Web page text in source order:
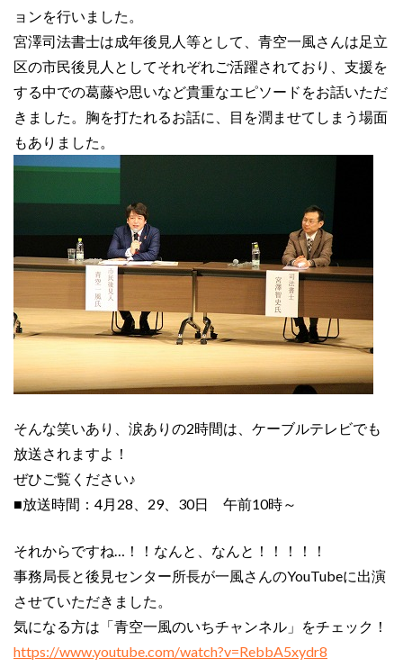
ョンを行いました。
宮澤司法書士は成年後見人等として、青空一風さんは足立
区の市民後見人としてそれぞれご活躍されており、支援を
する中での葛藤や思いなど貴重なエピソードをお話いただ
きました。胸を打たれるお話に、目を潤ませてしまう場面
もありました。
そんな笑いあり、涙ありの2時間は、ケーブルテレビでも
放送されますよ！
ぜひご覧ください♪
■放送時間：4月28、29、30日 午前10時～
それからですね…！！なんと、なんと！！！！！
事務局長と後見センター所長が一風さんのYouTubeに出演
させていただきました。
気になる方は「青空一風のいちチャンネル」をチェック！
https://www.youtube.com/watch?v=RebbA5xydr8